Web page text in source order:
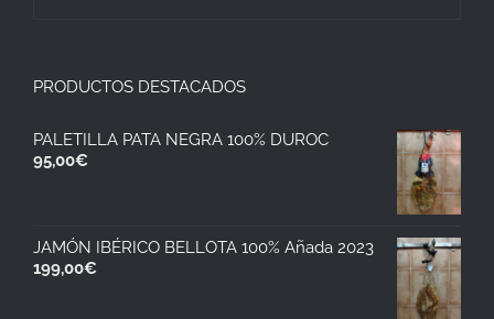
PRODUCTOS DESTACADOS
PALETILLA PATA NEGRA 100% DUROC
95,00€
JAMÓN IBÉRICO BELLOTA 100% Añada 2023
199,00€